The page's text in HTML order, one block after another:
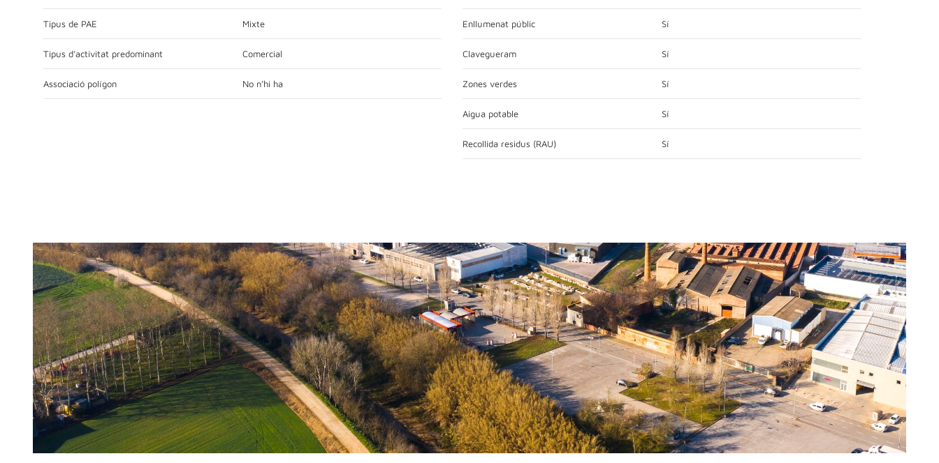
Tipus de PAE Mixte
Tipus d’activitat predominant Comercial
Associació polígon No n’hi ha
Enllumenat públic Sí
Clavegueram Sí
Zones verdes Sí
Aigua potable Sí
Recollida residus (RAU) Sí